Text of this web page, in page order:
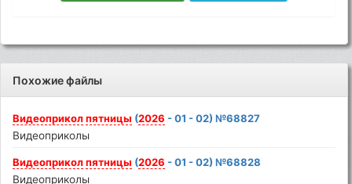
Похожие файлы
Видеоприкол пятницы (2026 - 01 - 02) №68827
Видеоприколы
Видеоприкол пятницы (2026 - 01 - 02) №68828
Видеоприколы